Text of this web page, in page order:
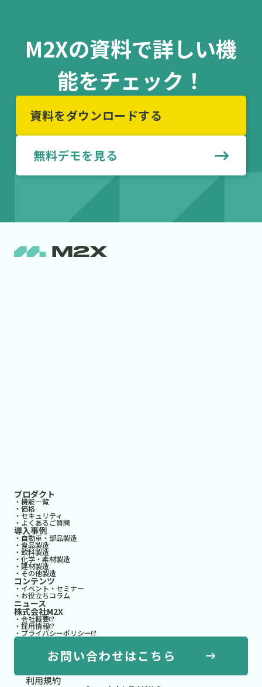
M2Xの資料で詳しい機
能をチェック！
資料をダウンロードする
無料デモを見る
プロダクト
・機能一覧
・価格
・セキュリティ
・よくあるご質問
導入事例
・自動車・部品製造
・食品製造
・飲料製造
・化学・素材製造
・建材製造
・その他製造
コンテンツ
・イベント・セミナー
・お役立ちコラム
ニュース
株式会社M2X
・会社概要
・採用情報
・プライバシーポリシー
お問い合わせはこちら
利用規約